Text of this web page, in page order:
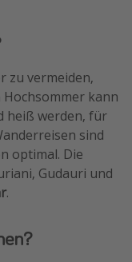
zu vermeiden,
Hochsommer kann
heiß werden, für
sind
optimal. Die
Gudauri und
.